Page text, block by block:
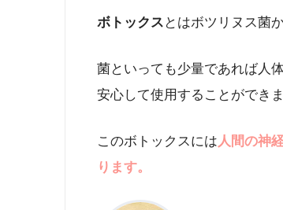
ボトックス とはボツリヌス菌
菌といっても少量であれば人
安心して使用することができま
このボトックスには 人間の神
ります。